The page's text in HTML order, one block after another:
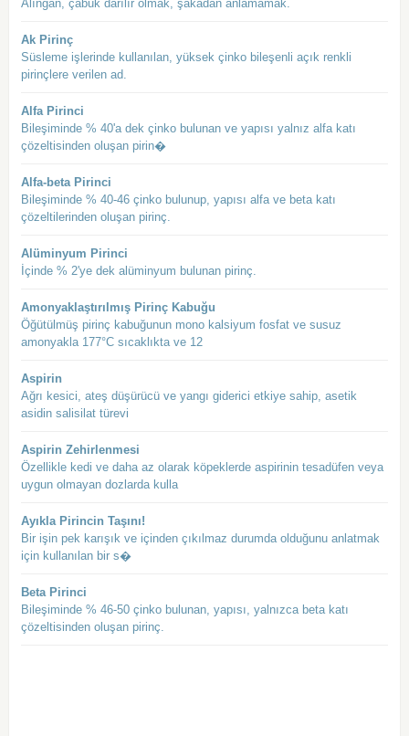
Alıngan, çabuk darılır olmak, şakadan anlamamak.
Ak Pirinç
Süsleme işlerinde kullanılan, yüksek çinko bileşenli açık renkli
pirinçlere verilen ad.
Alfa Pirinci
Bileşiminde % 40'a dek çinko bulunan ve yapısı yalnız alfa katı
çözeltisinden oluşan pirin�
Alfa-beta Pirinci
Bileşiminde % 40-46 çinko bulunup, yapısı alfa ve beta katı
çözeltilerinden oluşan pirinç.
Alüminyum Pirinci
İçinde % 2'ye dek alüminyum bulunan pirinç.
Amonyaklaştırılmış Pirinç Kabuğu
Öğütülmüş pirinç kabuğunun mono kalsiyum fosfat ve susuz
amonyakla 177°C sıcaklıkta ve 12
Aspirin
Ağrı kesici, ateş düşürücü ve yangı giderici etkiye sahip, asetik
asidin salisilat türevi
Aspirin Zehirlenmesi
Özellikle kedi ve daha az olarak köpeklerde aspirinin tesadüfen veya
uygun olmayan dozlarda kulla
Ayıkla Pirincin Taşını!
Bir işin pek karışık ve içinden çıkılmaz durumda olduğunu anlatmak
için kullanılan bir s�
Beta Pirinci
Bileşiminde % 46-50 çinko bulunan, yapısı, yalnızca beta katı
çözeltisinden oluşan pirinç.